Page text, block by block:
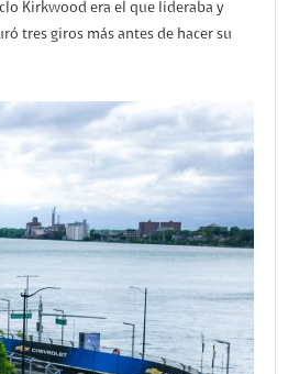
Kirkwood era el que lideraba y
tres giros más antes de hacer su